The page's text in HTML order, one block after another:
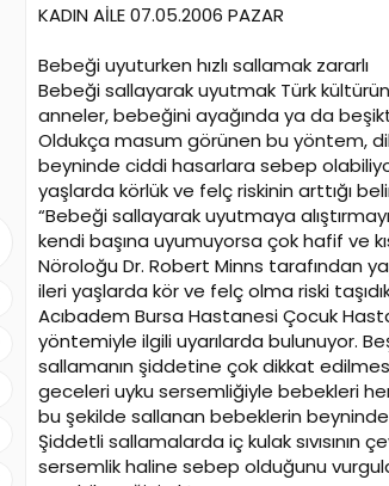
KADIN AİLE 07.05.2006 PAZAR
Bebeği uyuturken hızlı sallamak zararlı
Bebeği sallayarak uyutmak Türk
anneler, bebeğini ayağında ya da
Oldukça masum görünen bu yöntem,
beyninde ciddi hasarlara sebep
yaşlarda körlük ve felç riskinin arttığı
“Bebeği sallayarak uyutmaya
kendi başına uyumuyorsa çok hafif ve
Nöroloğu Dr. Robert Minns tarafından
ileri yaşlarda kör ve felç olma riski
Acıbadem Bursa Hastanesi Çocuk
yöntemiyle ilgili uyarılarda bulunuyor.
sallamanın şiddetine çok dikkat
geceleri uyku sersemliğiyle bebekleri
bu şekilde sallanan bebeklerin
Şiddetli sallamalarda iç kulak sıvısının
sersemlik haline sebep olduğunu